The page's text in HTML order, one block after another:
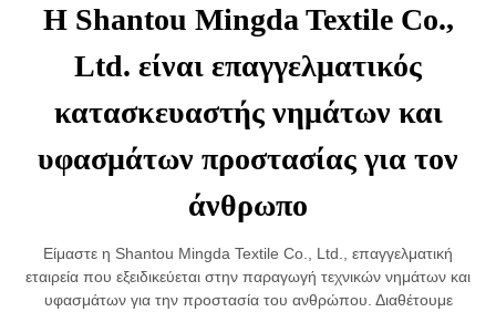
Η Shantou Mingda Textile Co.,
Ltd. είναι επαγγελματικός
κατασκευαστής νημάτων και
υφασμάτων προστασίας για τον
άνθρωπο
Είμαστε η Shantou Mingda Textile Co., Ltd., επαγγελματική
εταιρεία που εξειδικεύεται στην παραγωγή τεχνικών νημάτων και
υφασμάτων για την προστασία του ανθρώπου. Διαθέτουμε